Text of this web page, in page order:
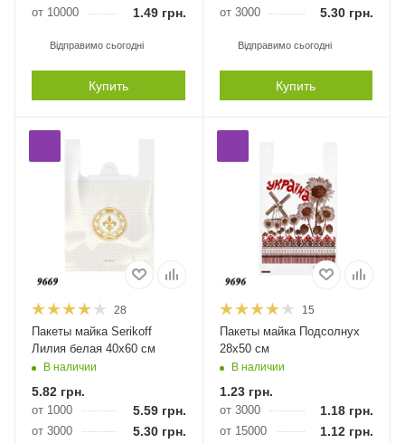
от 10000 1.49грн.
Відправимо сьогодні
Купить
от 3000 5.30 грн.
Відправимо сьогодні
Купить
28
Пакеты майка Serikoff
Лилия белая 40х60 см
В наличии
5.82 грн.
от 1000 5.59грн.
от 3000 5.30грн.
15
Пакеты майка Подсолнух
28х50 см
В наличии
1.23грн.
от 3000 1.18 грн.
от 15000 1.12 грн.